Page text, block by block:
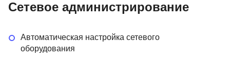
Сетевое администрирование
Автоматическая настройка сетевого
оборудования